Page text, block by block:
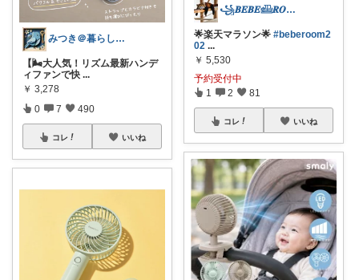
みつき＠暮らしのお気に入り
【🌬️大人気！リズム最新ハンデ
ィファンで快 ...
￥ 3,278
0 7 490
コレ いいね
꧁𝑩𝑬𝑩𝑬𓊝𝑹𝑶𝑶𝑴꧂
🌟楽天マラソン🌟 #beberoom2
02 ...
￥ 5,530
予約受付中
1 2 81
コレ いいね